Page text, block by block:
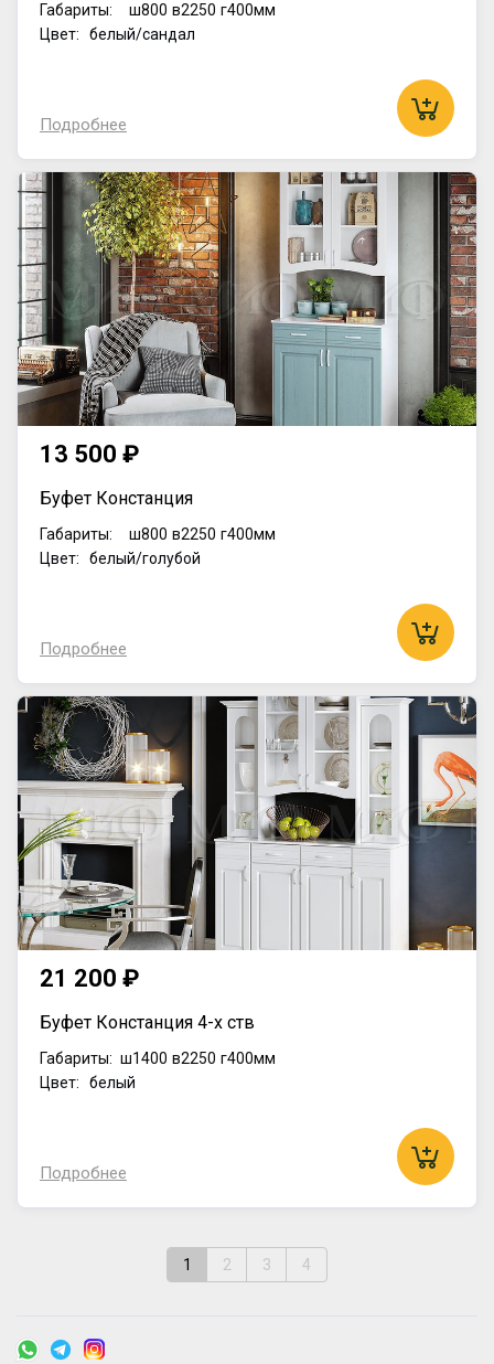
Габариты: ш800 в2250 г400мм
Цвет: белый/сандал
Подробнее
13 500 ₽
Буфет Констанция
Габариты: ш800 в2250 г400мм
Цвет: белый/голубой
Подробнее
21 200 ₽
Буфет Констанция 4-х ств
Габариты: ш1400 в2250 г400мм
Цвет: белый
Подробнее
1 2 3 4